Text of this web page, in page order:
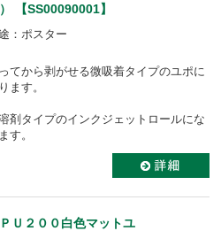
【SS00090001】
：ポスター
てから剥がせる微吸着タイプのユポに
ます。
剤タイプのインクジェットロールにな
す。
ＰＵ２００白色マットユ